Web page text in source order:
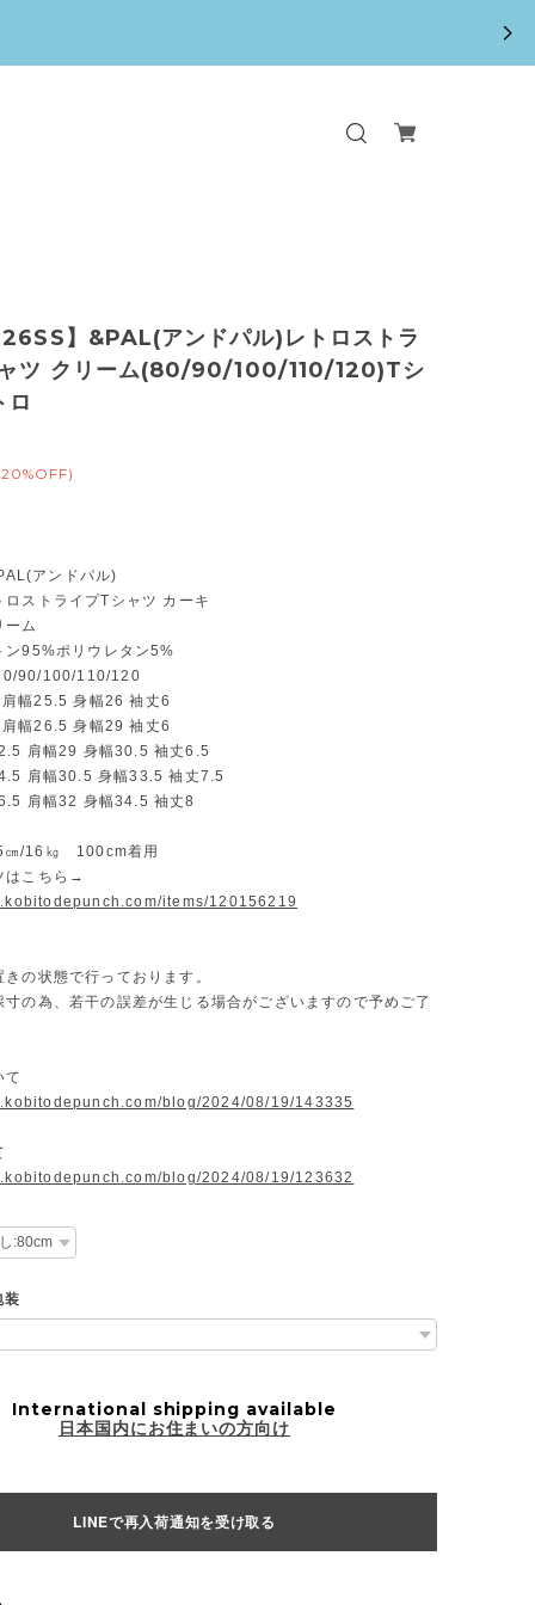
】&PAL(アンドパル)レトロストラ
ツ クリーム(80/90/100/110/120)Tシ
ロ
アンドパル)
ロストライプTシャツ カーキ
ーム
ン95%ポリウレタン5%
90/100/110/120
幅25.5 身幅26 袖丈6
幅26.5 身幅29 袖丈6
肩幅29 身幅30.5 袖丈6.5
肩幅30.5 身幅33.5 袖丈7.5
肩幅32 身幅34.5 袖丈8
㎝/16㎏ 100cm着用
はこちら→
items/120156219
の状態で行っております。
寸の為、若干の誤差が生じる場合がございますので予めご了
て
blog/2024/08/19/143335
blog/2024/08/19/123632
装
International shipping available
日本国内にお住まいの方向け
LINEで再入荷通知を受け取る